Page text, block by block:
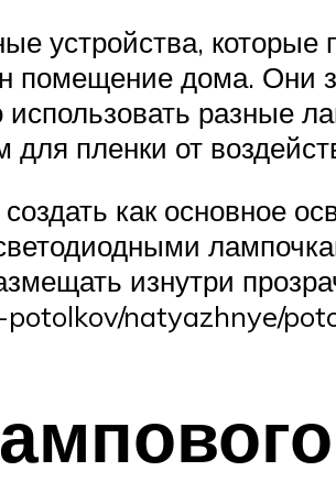
устройства,
помещение дома. Они
разные
пленки от
как основное
изнутри
potolkov/natyazhnye/